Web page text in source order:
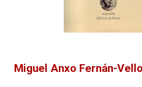
Miguel Anxo Fernán-